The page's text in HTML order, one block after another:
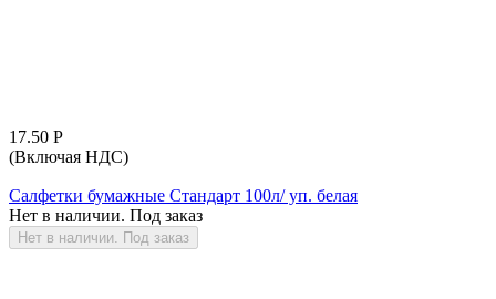
17.50 Р
(Включая НДС)
Салфетки бумажные Стандарт 100л/ уп. белая
Нет в наличии. Под заказ
Нет в наличии. Под заказ